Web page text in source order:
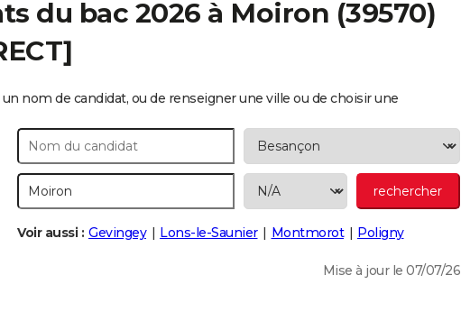
du bac 2026 à Moiron (39570)
nom de candidat, ou de renseigner une ville ou de choisir une
Voir aussi : Gevingey Lons-le-Saunier Montmorot Poligny
Mise à jour le 07/07/26